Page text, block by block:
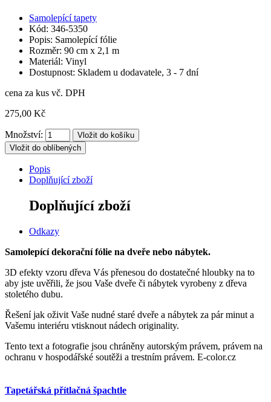
Samolepící tapety
Kód: 346-5350
Popis: Samolepící fólie
Rozměr: 90 cm x 2,1 m
Materiál: Vinyl
Dostupnost: Skladem u dodavatele, 3 - 7 dní
cena za kus vč. DPH
275,00 Kč
Množství:
Vložit do oblíbených
Popis
Doplňující zboží
Doplňující zboží
Odkazy
Samolepící dekorační fólie na dveře nebo nábytek.
3D efekty vzoru dřeva Vás přenesou do dostatečné hloubky na to
aby jste uvěřili, že jsou Vaše dveře či nábytek vyrobeny z dřeva
stoletého dubu.
Řešení jak oživit Vaše nudné staré dveře a nábytek za pár minut a
Vašemu interiéru vtisknout nádech originality.
Tento text a fotografie jsou chráněny autorským právem, právem na
ochranu v hospodářské soutěži a trestním právem. E-color.cz
Tapetářská přítlačná špachtle